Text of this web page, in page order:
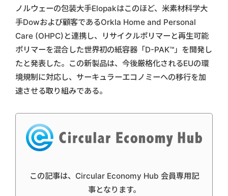
ノルウェーの包装大手Elopakはこのほど、米素材科学大
手Dowおよび顧客であるOrkla Home and Personal
Care (OHPC)と連携し、リサイクルポリマーと再生可能
ポリマーを混合した世界初の紙容器「D-PAK™」を開発し
たと発表した。この新製品は、今後厳格化されるEUの環
境規制に対応し、サーキュラーエコノミーへの移行を加
速させる取り組みである。
この記事は、Circular Economy Hub 会員専用記
事となります。